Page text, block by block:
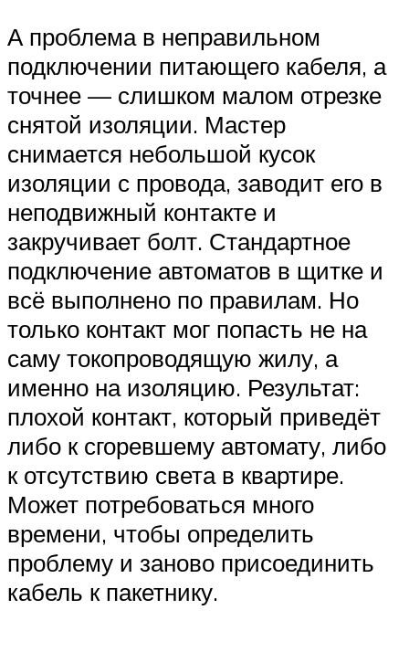
А проблема в неправильном
подключении питающего кабеля, а
точнее — слишком малом отрезке
снятой изоляции. Мастер
снимается небольшой кусок
изоляции с провода, заводит его в
неподвижный контакте и
закручивает болт. Стандартное
подключение автоматов в щитке и
всё выполнено по правилам. Но
только контакт мог попасть не на
саму токопроводящую жилу, а
именно на изоляцию. Результат:
плохой контакт, который приведёт
либо к сгоревшему автомату, либо
к отсутствию света в квартире.
Может потребоваться много
времени, чтобы определить
проблему и заново присоединить
кабель к пакетнику.